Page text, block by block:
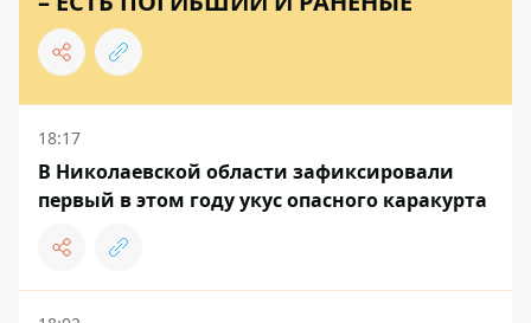
18:17
В Николаевской области зафиксировали
первый в этом году укус опасного каракурта